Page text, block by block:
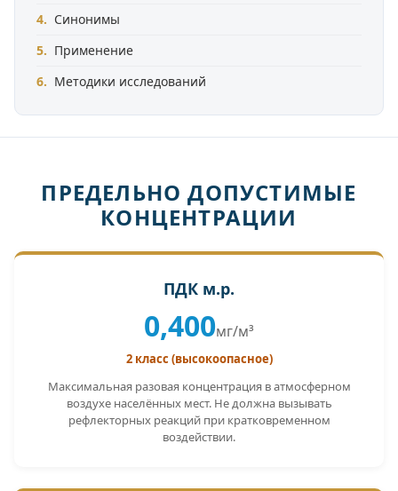
Синонимы
Применение
Методики исследований
ПРЕДЕЛЬНО ДОПУСТИМЫЕ
КОНЦЕНТРАЦИИ
ПДК м.р.
0,400мг/м³
2 класс (высокоопасное)
Максимальная разовая концентрация в атмосферном
воздухе населённых мест. Не должна вызывать
рефлекторных реакций при кратковременном
воздействии.